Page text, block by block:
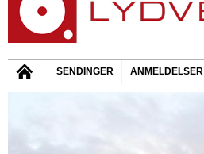
SENDINGER ANMELDELSER